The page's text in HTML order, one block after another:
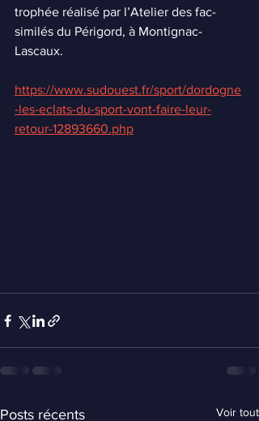
trophée réalisé par l’Atelier des fac-
similés du Périgord, à Montignac-
Lascaux.
https://www.sudouest.fr/sport/dordogne
-les-eclats-du-sport-vont-faire-leur-
retour-12893660.php
Posts récents Voir tout